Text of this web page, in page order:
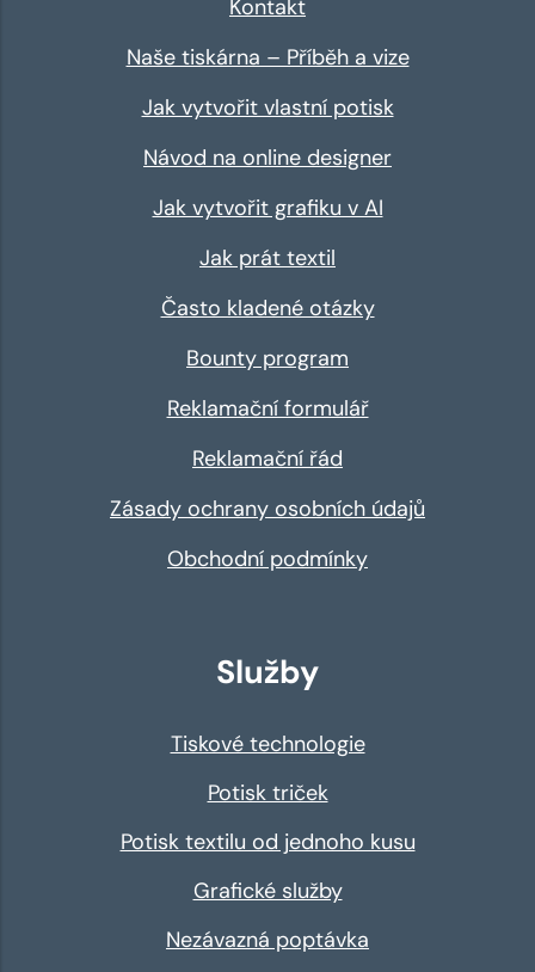
Kontakt
Naše tiskárna – Příběh a vize
Jak vytvořit vlastní potisk
Návod na online designer
Jak vytvořit grafiku v AI
Jak prát textil
Často kladené otázky
Bounty program
Reklamační formulář
Reklamační řád
Zásady ochrany osobních údajů
Obchodní podmínky
Služby
Tiskové technologie
Potisk triček
Potisk textilu od jednoho kusu
Grafické služby
Nezávazná poptávka